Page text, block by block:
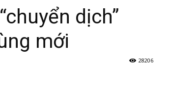
dịch”
mới
28206